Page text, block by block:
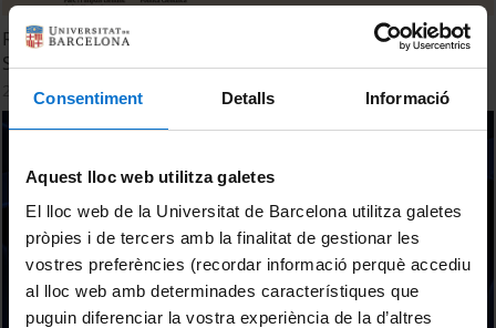
Consentiment Detalls Informació
Aquest lloc web utilitza galetes
El lloc web de la Universitat de Barcelona utilitza galetes
pròpies i de tercers amb la finalitat de gestionar les
vostres preferències (recordar informació perquè accediu
al lloc web amb determinades característiques que
puguin diferenciar la vostra experiència de la d’altres
Resum de la I Jornada 'Horitzons Científics de les Ciències
Socials i les Humanitats'
20 March, 2015